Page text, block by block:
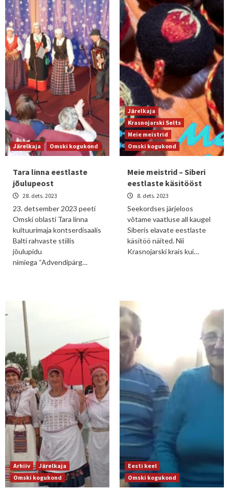
Järelkaja Omski kogukond
Tara linna eestlaste
jõulupeost
28. dets. 2023
23. detsember 2023 peeti
Omski oblasti Tara linna
kultuurimaja kontserdisaalis
Balti rahvaste stiilis
jõulupidu
nimiega “Advendipärg…
Järelkaja
Krasnojarski Selts
Meie meistrid
Omski kogukond
Meie meistrid – Siberi
eestlaste käsitööst
8. dets. 2023
Seekordses järjeloos
võtame vaatluse all kaugel
Siberis elavate eestlaste
käsitöö näited. Nii
Krasnojarski krais kui…
Arhiiv
Järelkaja
Omski kogukond
Eesti keel
Omski kogukond